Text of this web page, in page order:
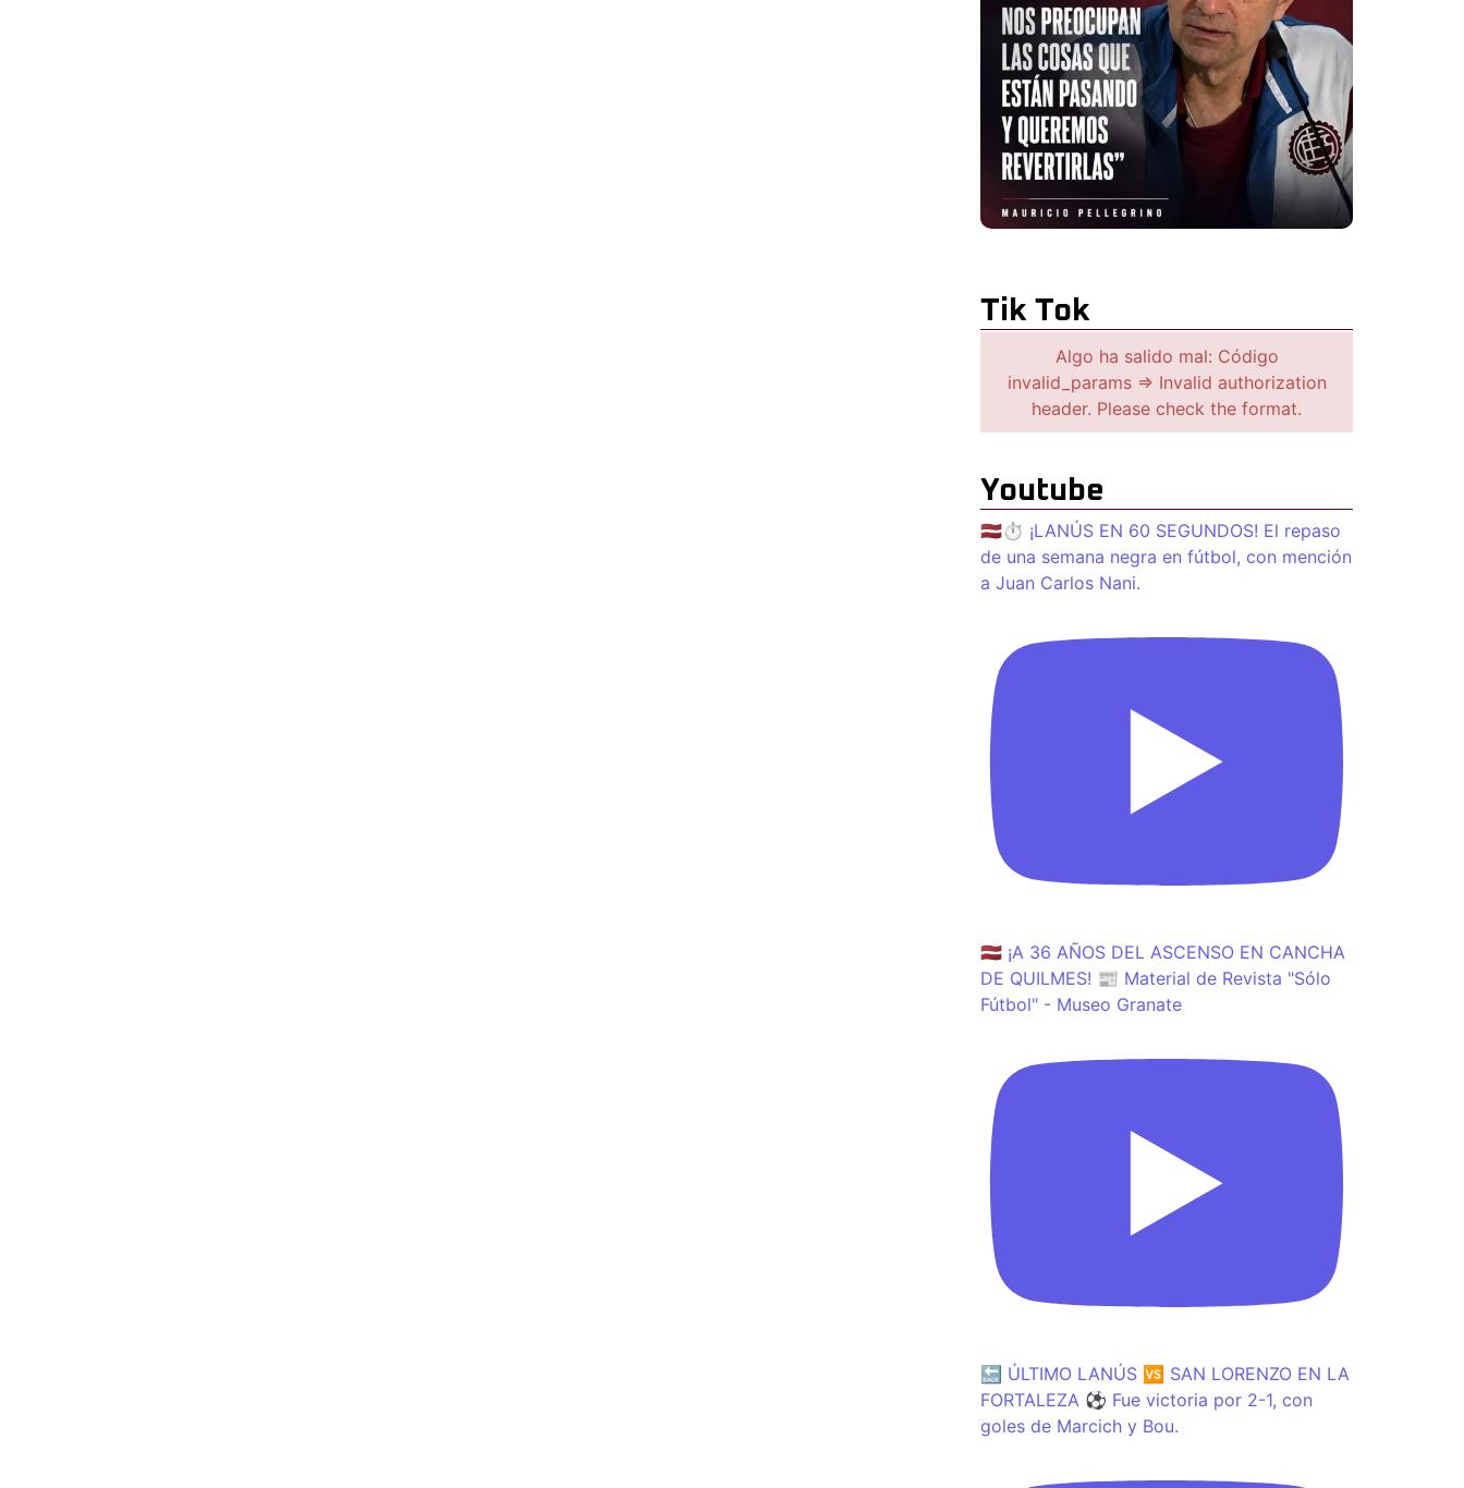
Tik Tok
Algo ha salido mal: Código
invalid_params => Invalid authorization
header. Please check the format.
Youtube
🇱🇻⏱️ ¡LANÚS EN 60 SEGUNDOS! El repaso
de una semana negra en fútbol, con mención
a Juan Carlos Nani.
🇱🇻 ¡A 36 AÑOS DEL ASCENSO EN CANCHA
DE QUILMES! 📰 Material de Revista "Sólo
Fútbol" - Museo Granate
🔙 ÚLTIMO LANÚS 🆚 SAN LORENZO EN LA
FORTALEZA ⚽️ Fue victoria por 2-1, con
goles de Marcich y Bou.